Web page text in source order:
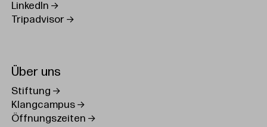
LinkedIn
Tripadvisor
Über uns
Stiftung
Klangcampus
Öffnungszeiten